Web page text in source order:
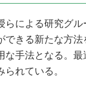
社内
による研究グル
きる新たな方法
手法となる。
れている。